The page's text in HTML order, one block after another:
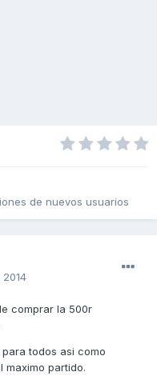
de nuevos usuarios
comprar la 500r
todos asi como
maximo partido.